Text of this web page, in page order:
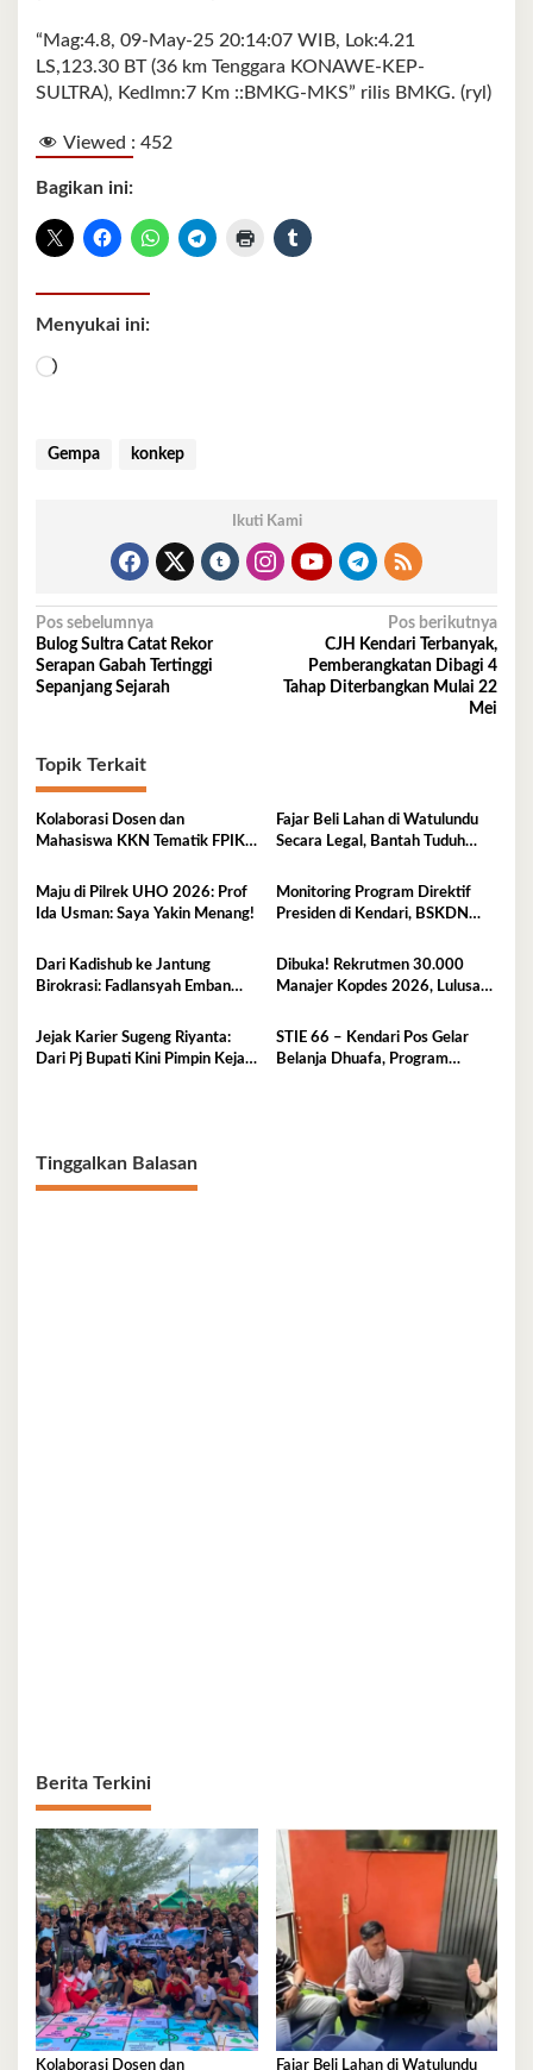
“Mag:4.8, 09-May-25 20:14:07 WIB, Lok:4.21
LS,123.30 BT (36 km Tenggara KONAWE-KEP-
SULTRA), Kedlmn:7 Km ::BMKG-MKS” rilis BMKG. (ryl)
Viewed : 452
Bagikan ini:
Menyukai ini:
Memuat...
Gempa konkep
Ikuti Kami
Navigasi
pos
Pos sebelumnya
Bulog Sultra Catat Rekor
Serapan Gabah Tertinggi
Sepanjang Sejarah
Pos berikutnya
CJH Kendari Terbanyak,
Pemberangkatan Dibagi 4
Tahap Diterbangkan Mulai 22
Mei
Topik Terkait
Kolaborasi Dosen dan
Mahasiswa KKN Tematik FPIK
Lingkungan Pesisir bagi Anak-
anak di Kelurahan Lapulu
Fajar Beli Lahan di Watulundu
Secara Legal, Bantah Tuduh
Maju di Pilrek UHO 2026: Prof
Ida Usman: Saya Yakin Menang!
Monitoring Program Direktif
Presiden di Kendari, BSKDN
Sinkronisasi Pusat dan Daerah
Dari Kadishub ke Jantung
Birokrasi: Fadlansyah Emban
Dibuka! Rekrutmen 30.000
Manajer Kopdes 2026, Lulusan
Jejak Karier Sugeng Riyanta:
Dari Pj Bupati Kini Pimpin Kejati
STIE 66 – Kendari Pos Gelar
Belanja Dhuafa, Program
Tinggalkan Balasan
Berita Terkini
Kolaborasi Dosen dan Fajar Beli Lahan di Watulundu